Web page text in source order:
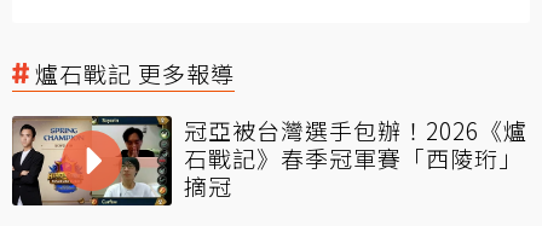
爐石戰記 更多報導
冠亞被台灣選手包辦！2026《爐
石戰記》春季冠軍賽「西陵珩」
摘冠